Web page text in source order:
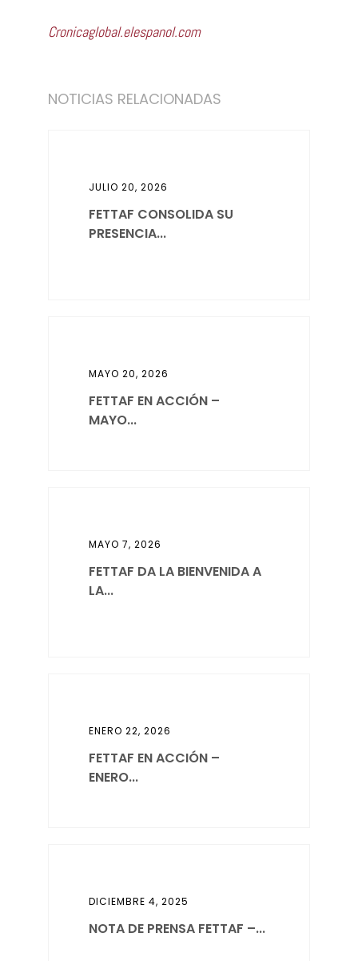
Cronicaglobal.elespanol.com
NOTICIAS RELACIONADAS
JULIO 20, 2026
FETTAF CONSOLIDA SU
PRESENCIA...
MAYO 20, 2026
FETTAF EN ACCIÓN –
MAYO...
MAYO 7, 2026
FETTAF DA LA BIENVENIDA A
LA...
ENERO 22, 2026
FETTAF EN ACCIÓN –
ENERO...
DICIEMBRE 4, 2025
NOTA DE PRENSA FETTAF –...